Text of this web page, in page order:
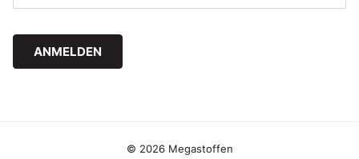
ANMELDEN
© 2026 Megastoffen